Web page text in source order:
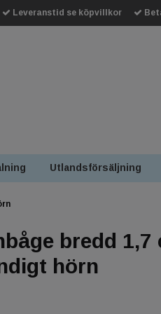
Leveranstid se köpvillkor
Utlandsförsäljning
bredd 1,7
hörn